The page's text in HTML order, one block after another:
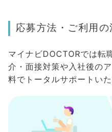
応募方法・ご利用の
マイナビDOCTORでは転
介・面接対策や入社後の
料でトータルサポートいた